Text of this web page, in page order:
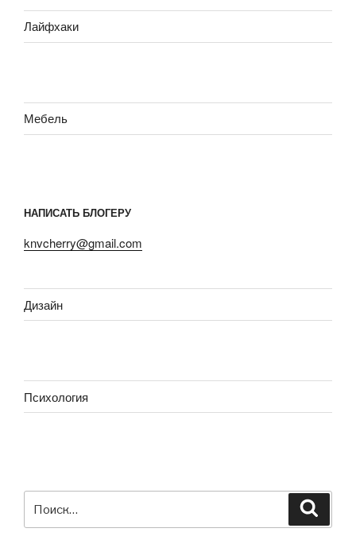
Лайфхаки
Мебель
НАПИСАТЬ БЛОГЕРУ
knvcherry@gmail.com
Дизайн
Психология